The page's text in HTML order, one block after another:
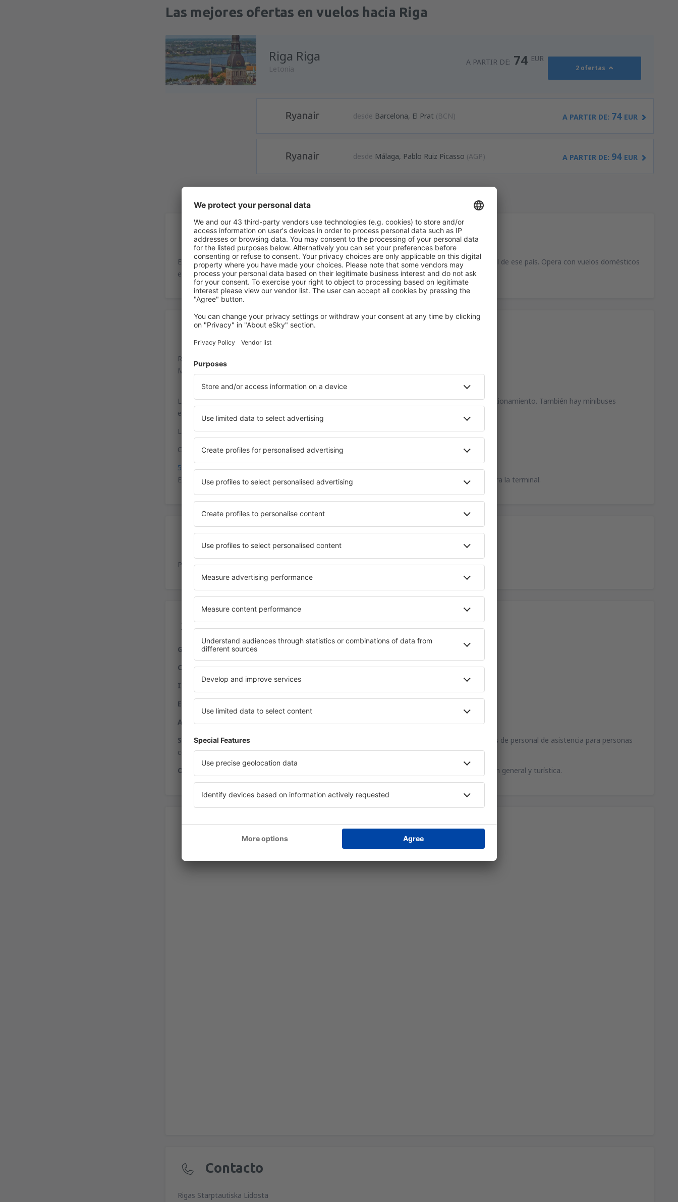
Las mejores ofertas en vuelos hacia Riga
Riga Riga
Letonia
A PARTIR DE: 74 EUR
2 ofertas
desde Barcelona, El Prat (BCN) A PARTIR DE: 74 EUR
desde Málaga, Pablo Ruiz Picasso (AGP) A PARTIR DE: 94 EUR
Información
El Aeropuerto Internacional de Riga está localizado en la parte central de Letonia, y es el principal de ese país. Opera con vuelos domésticos
e internacionales, además de vuelos chárter y de bajo costo.
Ingresando
Rigas Starptautiska Lidosta
Muzeju 1, Marupe district, LV 1053
La línea 22 llega al centro del aeropuerto en 30 minutos. La parada se encuentra detrás del estacionamiento. También hay minibuses
expresos hacia el centro de la ciudad y servicio de ómnibus de varios hoteles.
Las paradas de taxis se encuentran frente a la terminal, detrás de la zona de estacionamiento.
Coordenadas para sistema de GPS:
56°55'19"N, 23°58'46"E
El principal acceso al aeropuerto es a través de la autovía A10 y luego la E133, donde se encuentra la terminal.
Estacionamiento
Playa de estacionamiento con capacidad para 1500 vehículos.
Servicios
Gastronomía:restaurantes, pizzería, cafeterías y bares.
Compras:freeshop, regalería, tiendas, farmacia, venta de diarios y revistas.
Internet:
servicio de internet Wi-Fi.
Entidades financieras:
Alquiler de autos:Avis, Budget, Europcar, Auto 5, Sixt funcionan dentro del aeropuerto.
Servicios a discapacitados:
infraestructura adaptada en baños, accesos y ascensores, además de personal de asistencia para personas
con problemas de movilidad.
Otros servicios:
correo, salas VIP, museo de aviación, teléfonos públicos, puesto de información general y turística.
Alquiler de autos
Contacto
Rigas Starptautiska Lidosta